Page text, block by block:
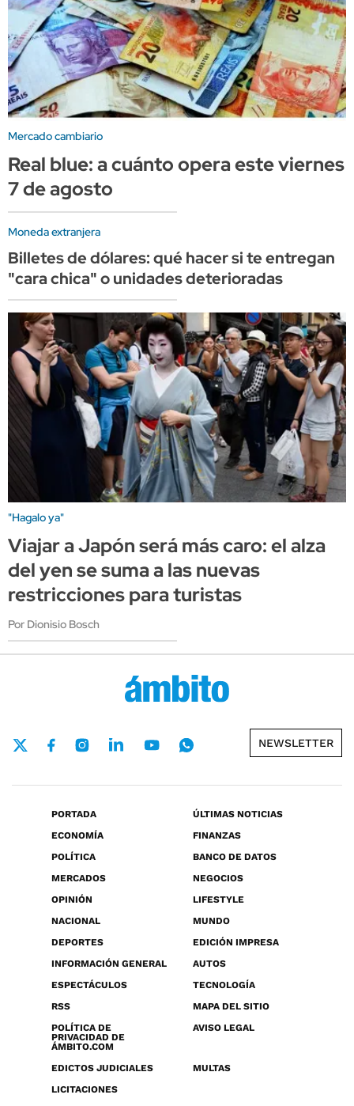
Mercado cambiario
Real blue: a cuánto opera este viernes
7 de agosto
Moneda extranjera
Billetes de dólares: qué hacer si te entregan
"cara chica" o unidades deterioradas
"Hagalo ya"
Viajar a Japón será más caro: el alza
del yen se suma a las nuevas
restricciones para turistas
Por Dionisio Bosch
NEWSLETTER
PORTADA
ÚLTIMAS NOTICIAS
ECONOMÍA
FINANZAS
POLÍTICA
BANCO DE DATOS
MERCADOS
NEGOCIOS
OPINIÓN
LIFESTYLE
NACIONAL
MUNDO
DEPORTES
EDICIÓN IMPRESA
INFORMACIÓN GENERAL
AUTOS
ESPECTÁCULOS
TECNOLOGÍA
RSS
MAPA DEL SITIO
POLÍTICA DE
PRIVACIDAD DE
ÁMBITO.COM
AVISO LEGAL
EDICTOS JUDICIALES
MULTAS
LICITACIONES